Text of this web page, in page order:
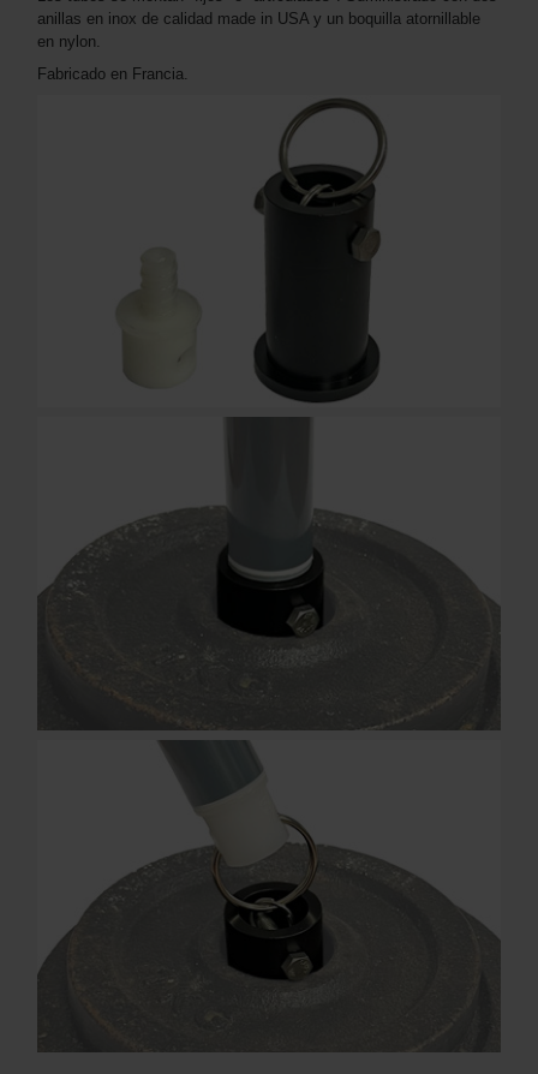
anillas en inox de calidad made in USA y un boquilla atornillable
en nylon.
Fabricado en Francia.